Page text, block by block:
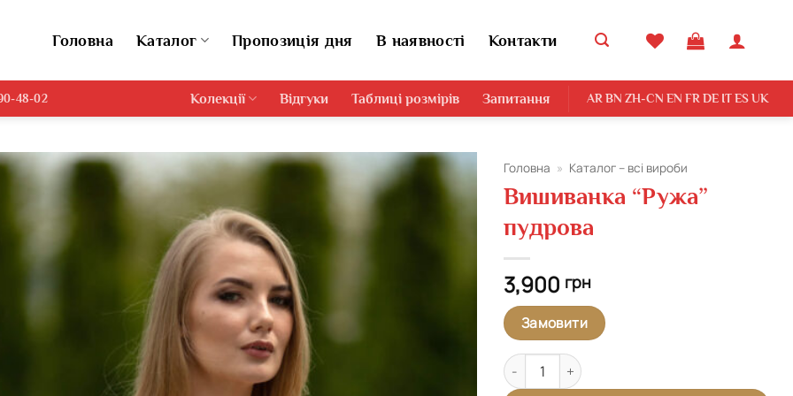
Головна Каталог Пропозиція дня В наявності Контакти
48-02 Колекції Відгуки Таблиці розмірів Запитання AR BN ZH-CN EN FR DE IT ES UK
Головна » Каталог – всі вироби
Вишиванка “Ружа”
пудрова
3,900 грн
Замовити
Вишиванка "Ружа" пудрова кількість